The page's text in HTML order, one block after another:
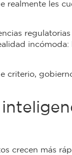
realmente les
incómoda:
criterio,
crecen más